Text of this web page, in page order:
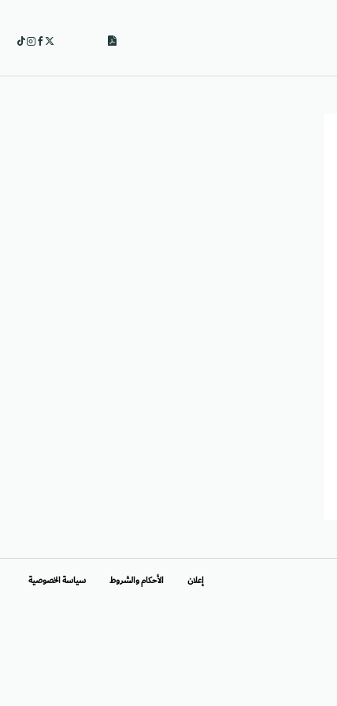
إعلان الأحكام والشروط سياسة الخصوصية